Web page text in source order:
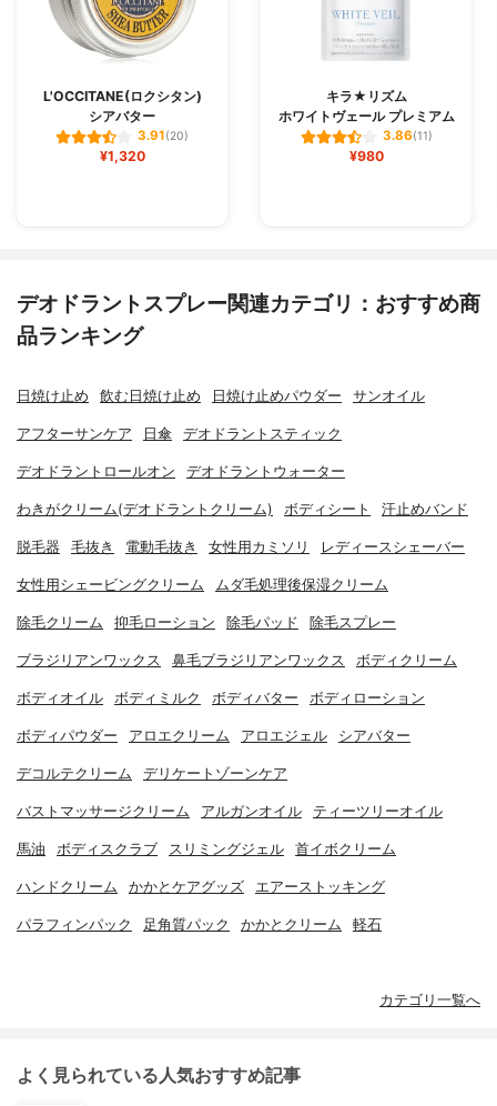
L'OCCITANE(ロクシタン)
シアバター
3.91(20)
¥1,320
キラ★リズム
ホワイトヴェール プレミアム
3.86(11)
¥980
デオドラントスプレー関連カテゴリ：おすすめ商
品ランキング
日焼け止め 飲む日焼け止め 日焼け止めパウダー サンオイル
アフターサンケア 日傘 デオドラントスティック
デオドラントロールオン デオドラントウォーター
わきがクリーム(デオドラントクリーム) ボディシート 汗止めバンド
脱毛器 毛抜き 電動毛抜き 女性用カミソリ レディースシェーバー
女性用シェービングクリーム ムダ毛処理後保湿クリーム
除毛クリーム 抑毛ローション 除毛パッド 除毛スプレー
ブラジリアンワックス 鼻毛ブラジリアンワックス ボディクリーム
ボディオイル ボディミルク ボディバター ボディローション
ボディパウダー アロエクリーム アロエジェル シアバター
デコルテクリーム デリケートゾーンケア
バストマッサージクリーム アルガンオイル ティーツリーオイル
馬油 ボディスクラブ スリミングジェル 首イボクリーム
ハンドクリーム かかとケアグッズ エアーストッキング
パラフィンパック 足角質パック かかとクリーム 軽石
カテゴリ一覧へ
よく見られている人気おすすめ記事